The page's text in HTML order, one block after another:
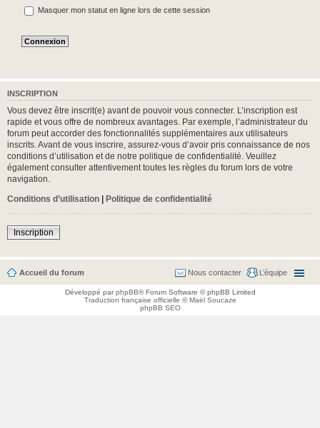
Masquer mon statut en ligne lors de cette session
INSCRIPTION
Vous devez être inscrit(e) avant de pouvoir vous connecter. L’inscription est
rapide et vous offre de nombreux avantages. Par exemple, l’administrateur du
forum peut accorder des fonctionnalités supplémentaires aux utilisateurs
inscrits. Avant de vous inscrire, assurez-vous d’avoir pris connaissance de nos
conditions d’utilisation et de notre politique de confidentialité. Veuillez
également consulter attentivement toutes les règles du forum lors de votre
navigation.
Conditions d’utilisation | Politique de confidentialité
Inscription
Accueil du forum L’équipe
Nous contacter
Développé parphpBB® Forum Software © phpBB Limited
Traduction française officielle ©Maël Soucaze
phpBB SEO